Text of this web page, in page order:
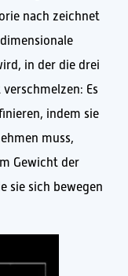
nach zeichnet
in der die drei
Es
indem sie
muss,
Gewicht der
sie sich bewegen